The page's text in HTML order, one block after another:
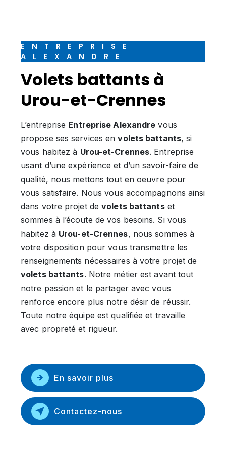
ENTREPRISE
ALEXANDRE
volets battants à
Urou-et-Crennes
L’entreprise Entreprise Alexandre vous
propose ses services envolets battants, si
vous habitez à Urou-et-Crennes. Entreprise
usant d’une expérience et d’un savoir-faire de
qualité, nous mettons tout en oeuvre pour
vous satisfaire. Nous vous accompagnons ainsi
dans votre projet devolets battantset
sommes à l’écoute de vos besoins. Si vous
habitez à Urou-et-Crennes, nous sommes à
votre disposition pour vous transmettre les
renseignements nécessaires à votre projet de
volets battants. Notre métier est avant tout
notre passion et le partager avec vous
renforce encore plus notre désir de réussir.
Toute notre équipe est qualifiée et travaille
avec propreté et rigueur.
En savoir plus
Contactez-nous